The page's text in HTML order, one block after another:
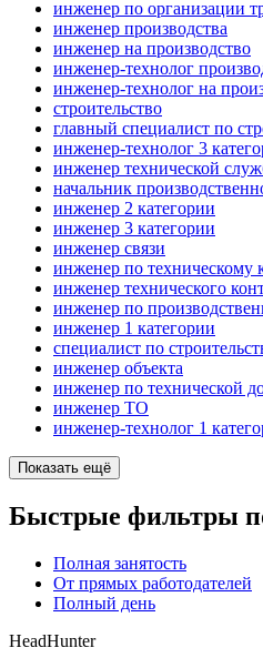
инженер по организации
инженер производства
инженер на производство
инженер-технолог
инженер-технолог на
строительство
главный специалист по
инженер-технолог 3
инженер технической
начальник
инженер 2 категории
инженер 3 категории
инженер связи
инженер по техническому
инженер технического
инженер по
инженер 1 категории
специалист по
инженер объекта
инженер по технической
инженер ТО
инженер-технолог 1
Показать ещё
Быстрые фильтры
Полная занятость
От прямых работодателей
Полный день
HeadHunter